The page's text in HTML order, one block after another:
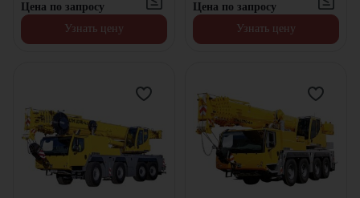
Цена по запросу
Узнать цену
Цена по запросу
Узнать цену